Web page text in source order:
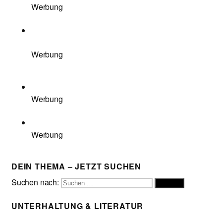
Werbung
Werbung
Werbung
Werbung
DEIN THEMA – JETZT SUCHEN
Suchen nach:
UNTERHALTUNG & LITERATUR